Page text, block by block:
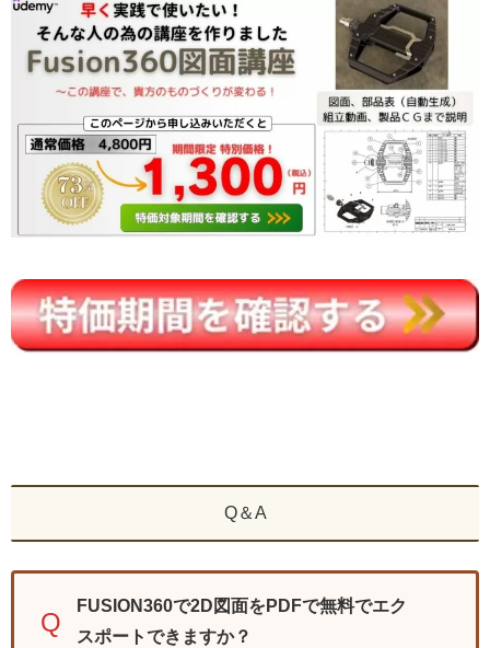
Q＆A
Q
FUSION360で2D図面をPDFで無料でエク
スポートできますか？